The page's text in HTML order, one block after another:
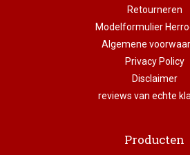
Retourneren
Modelformulier
Algemene
Privacy Policy
Disclaimer
reviews van echte
Producten